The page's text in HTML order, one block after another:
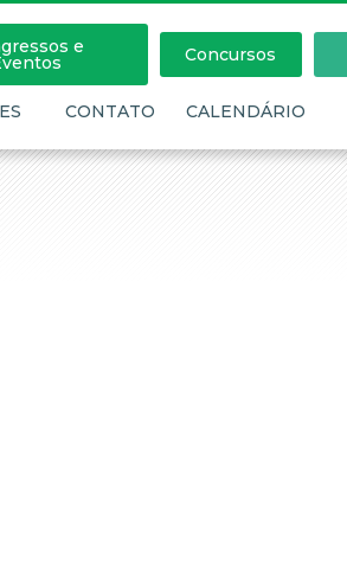
e Concursos
CONTATO CALENDÁRIO